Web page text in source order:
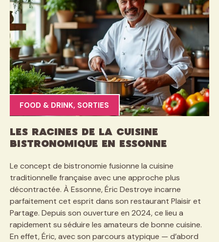
FOOD & DRINK, SORTIES
Les Racines de la Cuisine
Bistronomique en Essonne
Le concept de bistronomie fusionne la cuisine
traditionnelle française avec une approche plus
décontractée. À Essonne, Éric Destroye incarne
parfaitement cet esprit dans son restaurant Plaisir et
Partage. Depuis son ouverture en 2024, ce lieu a
rapidement su séduire les amateurs de bonne cuisine.
En effet, Éric, avec son parcours atypique — d’abord